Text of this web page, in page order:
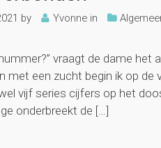
by Yvonne in
vraagt de dame het
met een zucht begin ik op
vijf series cijfers op het
onderbreekt de […]